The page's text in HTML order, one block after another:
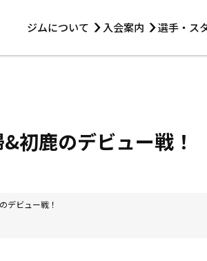
ジムについて 入会案内 選手・ス
選手・スタッフ
初鹿のデビュー戦！
デビュー戦！